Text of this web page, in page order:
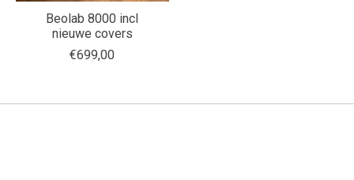
Beolab 8000 incl
nieuwe covers
€699,00